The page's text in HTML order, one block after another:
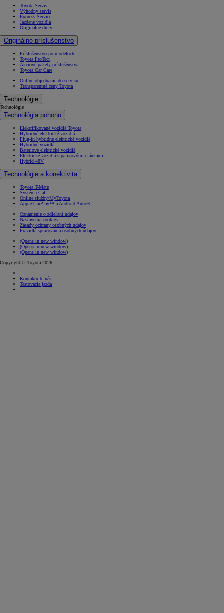
Toyota Servis
Výhodný servis
Express Service
Jazdené vozidlá
Originálne diely
Originálne príslušenstvo
Príslušenstvo po modeloch
Toyota ProTect
Akciové pakety príslušenstva
Toyota Car Care
Online objednanie do servisu
Transparentné ceny Toyota
Technológie
Technológie
Technológia pohonu
Elektrifikované vozidlá Toyota
Hybridné elektrické vozidlá
Plug-in hybridné elektrické vozidlá
Hybridné vozidlá
Batériové elektrické vozidlá
Elektrické vozidlá s palivovými článkami
Hybrid 48V
Technológie a konektivita
Toyota T-Mate
Systém eCall
Online služby/MyToyota
Apple CarPlay™ a Android Auto®
Oznámenie o zdieľaní údajov
Nastavenia cookies
Zásady ochrany osobných údajov
Pravidlá spracovania osobných údajov
(Opens in new window)
(Opens in new window)
(Opens in new window)
Copyright © Toyota 2026
Kontaktujte nás
Testovacia jazda